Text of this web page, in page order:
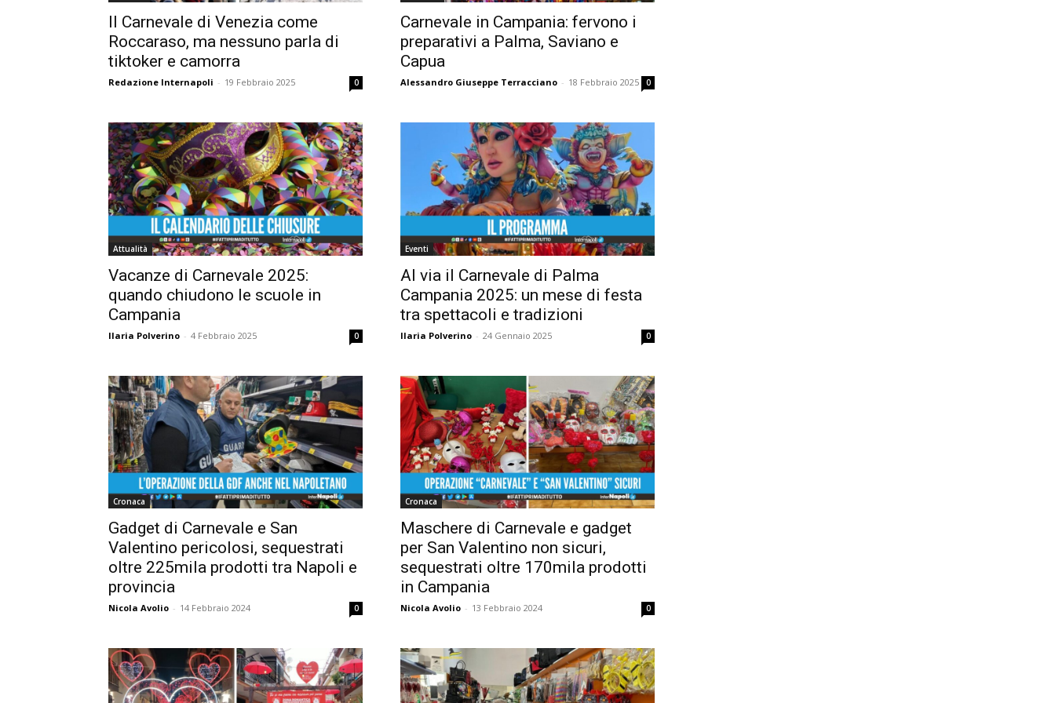
Il Carnevale di Venezia come
Roccaraso, ma nessuno parla di
tiktoker e camorra
Redazione Internapoli - 19 Febbraio 2025 0
Carnevale in Campania: fervono i
preparativi a Palma, Saviano e
Capua
Alessandro Giuseppe Terracciano - 18 Febbraio 2025 0
Attualità
Vacanze di Carnevale 2025:
quando chiudono le scuole in
Campania
Ilaria Polverino - 4 Febbraio 2025 0
Eventi
Al via il Carnevale di Palma
Campania 2025: un mese di festa
tra spettacoli e tradizioni
Ilaria Polverino - 24 Gennaio 2025 0
Cronaca
Gadget di Carnevale e San
Valentino pericolosi, sequestrati
oltre 225mila prodotti tra Napoli e
provincia
Nicola Avolio - 14 Febbraio 2024 0
Cronaca
Maschere di Carnevale e gadget
per San Valentino non sicuri,
sequestrati oltre 170mila prodotti
in Campania
Nicola Avolio - 13 Febbraio 2024 0